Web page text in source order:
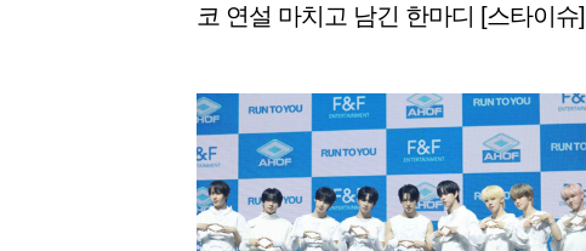
코 연설 마치고 남긴 한마디 [스타이슈]